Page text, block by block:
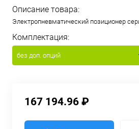
Описание товара:
Электропневматический позиционер
Комплектация:
без доп. опций
167 194.96 ₽